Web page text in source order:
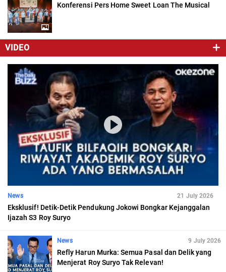
Konferensi Pers Home Sweet Loan The Musical
VIDEO
News 21 July 2026
Eksklusif! Detik-Detik Pendukung Jokowi Bongkar Kejanggalan
Ijazah S3 Roy Suryo
News 9 July 2026
Refly Harun Murka: Semua Pasal dan Delik yang
Menjerat Roy Suryo Tak Relevan!